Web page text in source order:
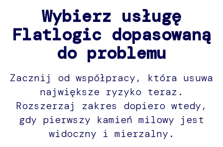
Wybierz usługę
Flatlogic dopasowaną
do problemu
Zacznij od współpracy, która usuwa
największe ryzyko teraz.
Rozszerzaj zakres dopiero wtedy,
gdy pierwszy kamień milowy jest
widoczny i mierzalny.